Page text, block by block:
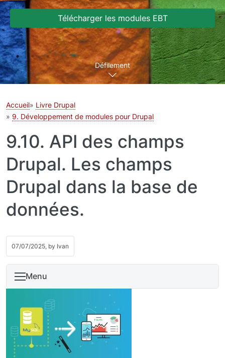
Télécharger les modules EBT
Défilement
Accueil
Livre Drupal
9. Développement de modules pour Drupal
9.10. API des champs
Drupal. Les champs
Drupal dans la base de
données.
07/07/2025, by Ivan
Menu